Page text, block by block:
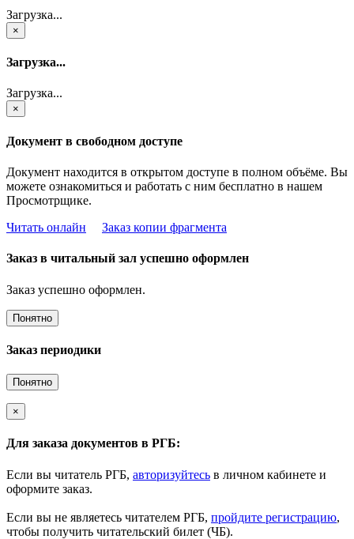
Загрузка...
×
Загрузка...
Загрузка...
×
Документ в свободном доступе
Документ находится в открытом доступе в полном объёме. Вы
можете ознакомиться и работать с ним бесплатно в нашем
Просмотрщике.
Читать онлайн
Заказ копии фрагмента
Заказ в читальный зал успешно оформлен
Заказ успешно оформлен.
Понятно
Заказ периодики
Понятно
×
Для заказа документов в РГБ:
Если вы читатель РГБ, авторизуйтесь в личном кабинете и
оформите заказ.
Если вы не являетесь читателем РГБ, пройдите регистрацию,
чтобы получить читательский билет (ЧБ).